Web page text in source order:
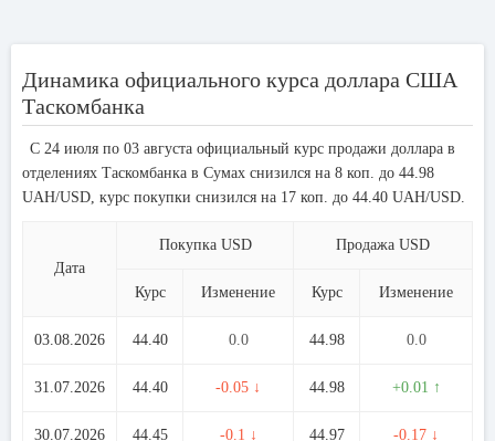
Динамика официального курса доллара США
Таскомбанка
С 24 июля по 03 августа официальный курс продажи доллара в
отделениях Таскомбанка в Сумах снизился на 8 коп. до 44.98
UAH/USD, курс покупки снизился на 17 коп. до 44.40 UAH/USD.
Дата
Покупка USD Продажа USD
Курс Изменение Курс Изменение
03.08.2026 44.40 0.0 44.98 0.0
31.07.2026 44.40 -0.05 ↓ 44.98 +0.01 ↑
30.07.2026 44.45 -0.1 ↓ 44.97 -0.17 ↓